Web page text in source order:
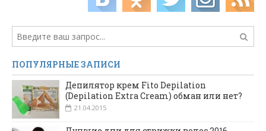
ПОПУЛЯРНЫЕ ЗАПИСИ
Депилятор крем Fito Depilation
(Depilation Extra Cream) обман или нет?
21.04.2015